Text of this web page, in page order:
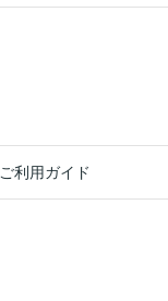
ご利用ガイド